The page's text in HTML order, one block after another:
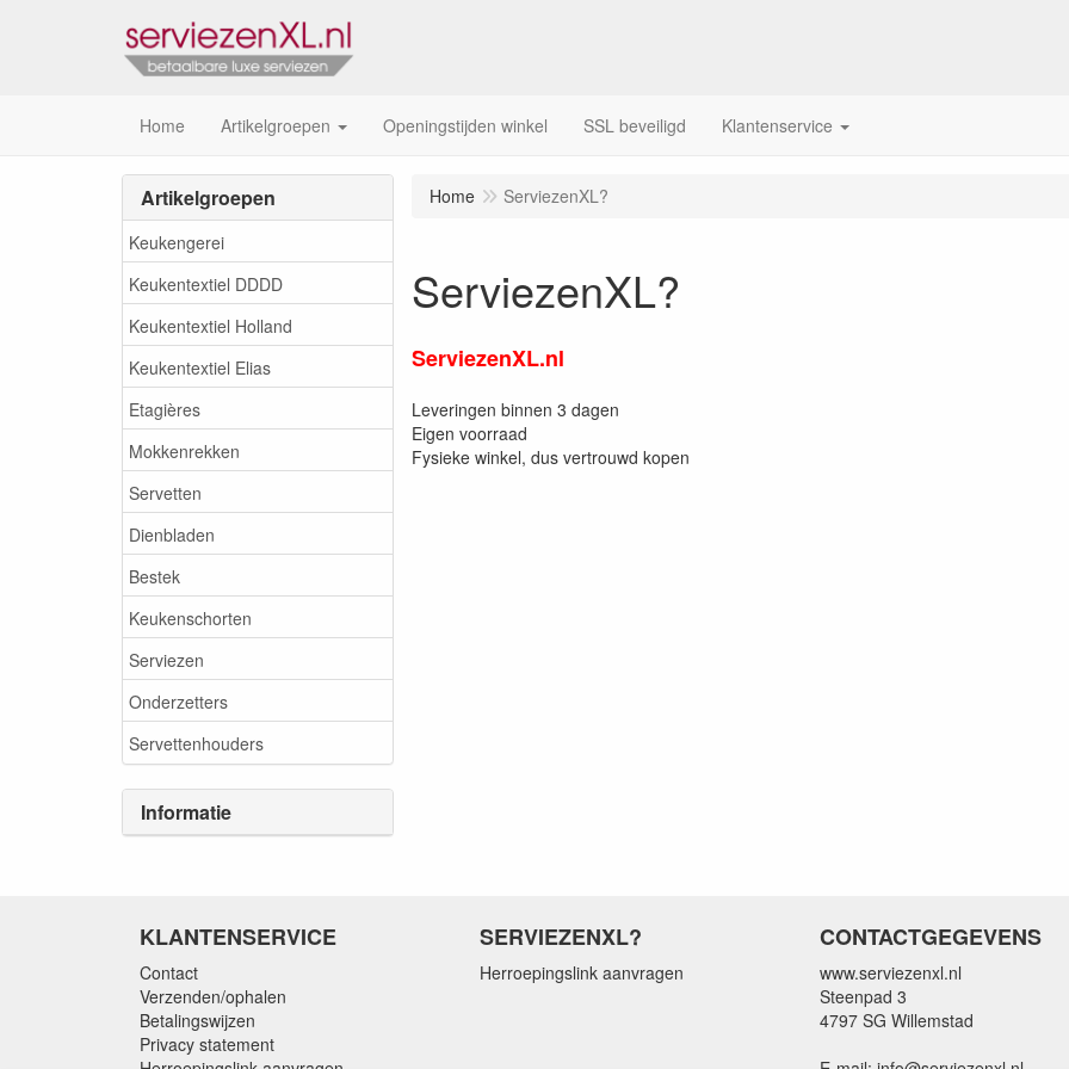
Home Artikelgroepen Openingstijden winkel SSL beveiligd Klantenservice
Artikelgroepen
Keukengerei
Keukentextiel DDDD
Keukentextiel Holland
Keukentextiel Elias
Etagières
Mokkenrekken
Servetten
Dienbladen
Bestek
Keukenschorten
Serviezen
Onderzetters
Servettenhouders
Informatie
Home ServiezenXL?
ServiezenXL?
ServiezenXL.nl
Leveringen binnen 3 dagen
Eigen voorraad
Fysieke winkel, dus vertrouwd kopen
KLANTENSERVICE
Contact
Verzenden/ophalen
Betalingswijzen
Privacy statement
SERVIEZENXL?
Herroepingslink aanvragen
CONTACTGEGEVENS
www.serviezenxl.nl
Steenpad 3
4797 SG Willemstad